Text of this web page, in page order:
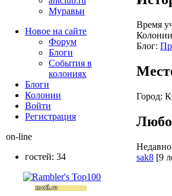
Время
Блог:
Город:
sak8 [9
Муравьи
Новое на сайте
Форум
Блоги
События в
колониях
Блоги
Колонии
Войти
Peгиcтpaция
on-line
гостей: 34